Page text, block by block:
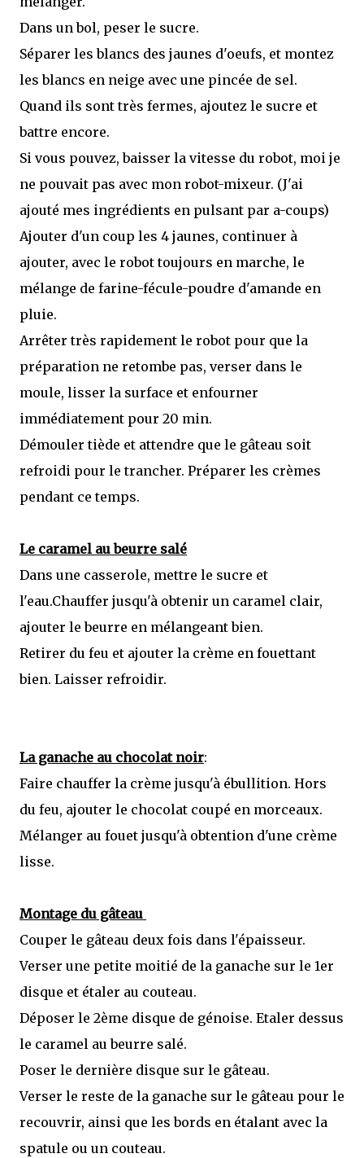
Dans un bol, peser le sucre.
Séparer les blancs des jaunes d'oeufs, et montez
les blancs en neige avec une pincée de sel.
Quand ils sont très fermes, ajoutez le sucre et
battre encore.
Si vous pouvez, baisser la vitesse du robot, moi je
ne pouvait pas avec mon robot-mixeur. (J'ai
ajouté mes ingrédients en pulsant par a-coups)
Ajouter d'un coup les 4 jaunes, continuer à
ajouter, avec le robot toujours en marche, le
mélange de farine-fécule-poudre d'amande en
pluie.
Arrêter très rapidement le robot pour que la
préparation ne retombe pas, verser dans le
moule, lisser la surface et enfourner
immédiatement pour 20 min.
Démouler tiède et attendre que le gâteau soit
refroidi pour le trancher. Préparer les crèmes
pendant ce temps.
Le caramel au beurre salé
Dans une casserole, mettre le sucre et
l'eau.Chauffer jusqu'à obtenir un caramel clair,
ajouter le beurre en mélangeant bien.
Retirer du feu et ajouter la crème en fouettant
bien. Laisser refroidir.
La ganache au chocolat noir:
Faire chauffer la crème jusqu'à ébullition. Hors
du feu, ajouter le chocolat coupé en morceaux.
Mélanger au fouet jusqu'à obtention d'une crème
lisse.
Montage du gâteau
Couper le gâteau deux fois dans l'épaisseur.
Verser une petite moitié de la ganache sur le 1er
disque et étaler au couteau.
Déposer le 2ème disque de génoise. Etaler dessus
le caramel au beurre salé.
Poser le dernière disque sur le gâteau.
Verser le reste de la ganache sur le gâteau pour le
recouvrir, ainsi que les bords en étalant avec la
spatule ou un couteau.